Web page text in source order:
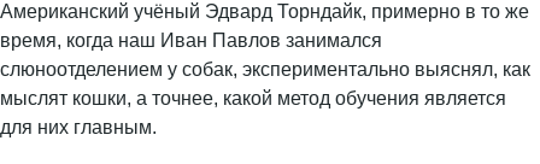
Американский учёный Эдвард Торндайк, примерно в то же
время, когда наш Иван Павлов занимался
слюноотделением у собак, экспериментально выяснял, как
мыслят кошки, а точнее, какой метод обучения является
для них главным.